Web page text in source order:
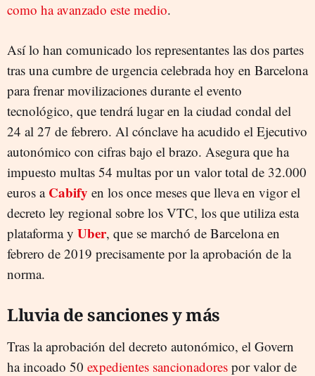
como ha avanzado este medio.
Así lo han comunicado los representantes las dos partes
tras una cumbre de urgencia celebrada hoy en Barcelona
para frenar movilizaciones durante el evento
tecnológico, que tendrá lugar en la ciudad condal del
24 al 27 de febrero. Al cónclave ha acudido el Ejecutivo
autonómico con cifras bajo el brazo. Asegura que ha
impuesto multas 54 multas por un valor total de 32.000
euros a Cabify en los once meses que lleva en vigor el
decreto ley regional sobre los VTC, los que utiliza esta
plataforma y Uber, que se marchó de Barcelona en
febrero de 2019 precisamente por la aprobación de la
norma.
Lluvia de sanciones y más
Tras la aprobación del decreto autonómico, el Govern
ha incoado 50 expedientes sancionadores por valor de